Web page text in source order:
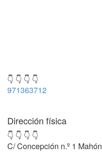
👇 👇 👇 👇
971363712
Dirección física
👇 👇 👇 👇
C/ Concepción n.º 1 Mahón